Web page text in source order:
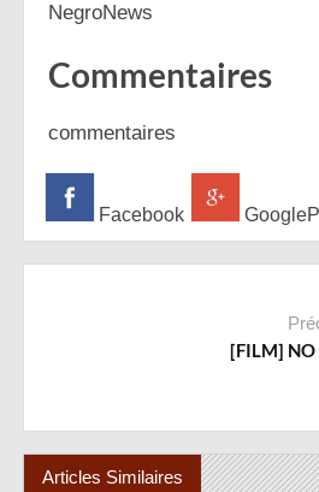
NegroNews
Commentaires
commentaires
Facebook
[FILM] NO
Articles Similaires